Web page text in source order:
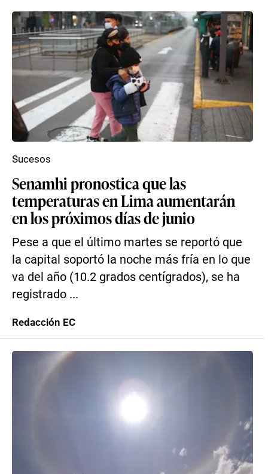
Senamhi pronostica que las
temperaturas en Lima aumentarán
en los próximos días de junio
Pese a que el último martes se reportó que
la capital soportó la noche más fría en lo que
va del año (10.2 grados centígrados), se ha
registrado ...
Sucesos
Redacción EC